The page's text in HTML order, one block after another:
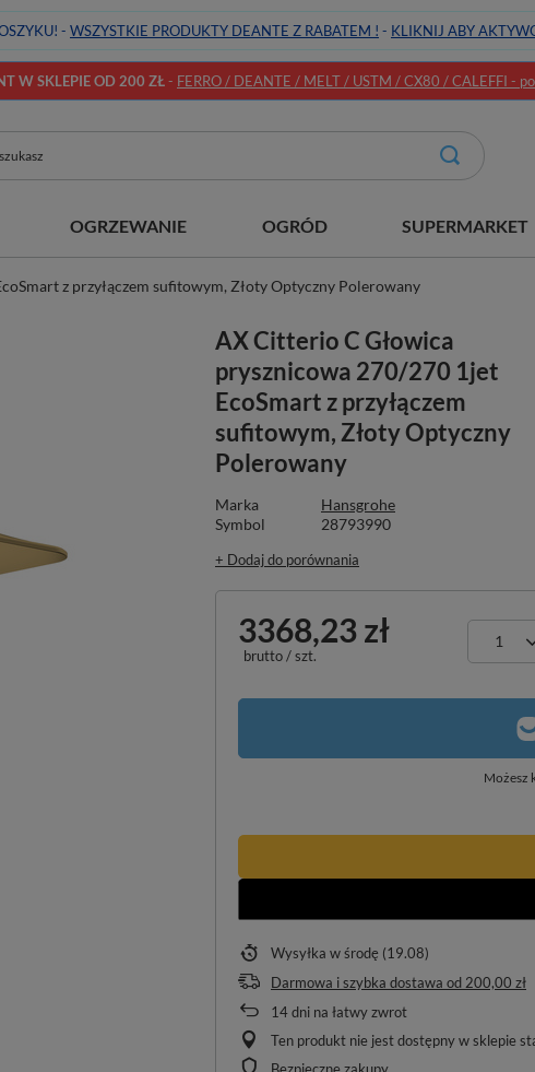
- WSZYSTKIE PRODUKTY DEANTE Z RABATEM ! - KLIKNIJ ABY
W SKLEPIE OD 200 ZŁ- FERRO / DEANTE / MELT / USTM / CX80 / CALEFFI -
OGRZEWANIE OGRÓD SUPERMARKET
z przyłączem sufitowym, Złoty Optyczny Polerowany
AX Citterio C Głowica
prysznicowa 270/270 1jet
EcoSmart z przyłączem
sufitowym, Złoty Optyczny
Polerowany
Marka
Hansgrohe
Symbol
28793990
+ Dodaj do porównania
3368,23 zł
brutto/szt.
Możesz
Wysyłka w środę (19.08)
Darmowa i szybka dostawa od 200,00 zł
14dni na łatwy zwrot
Ten produkt nie jest dostępny w sklepie